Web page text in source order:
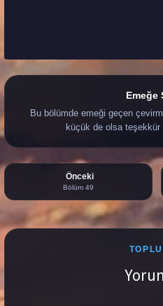
Emeğe
Bu bölümde emeği geçen
küçük de olsa teşekkür
Önceki
Bölüm 49